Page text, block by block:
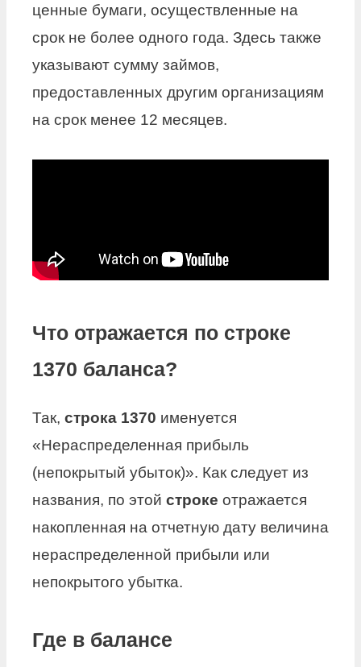
ценные бумаги, осуществленные на
срок не более одного года. Здесь также
указывают сумму займов,
предоставленных другим организациям
на срок менее 12 месяцев.
Что отражается по строке
1370 баланса?
Так, строка 1370 именуется
«Нераспределенная прибыль
(непокрытый убыток)». Как следует из
названия, по этой строке отражается
накопленная на отчетную дату величина
нераспределенной прибыли или
непокрытого убытка.
Где в балансе